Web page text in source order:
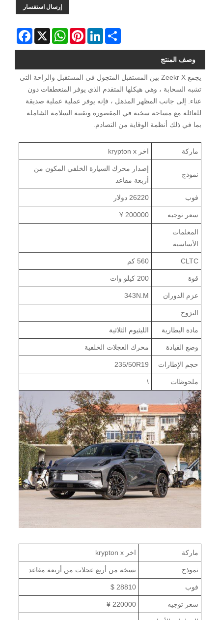
إرسال استفسار
Facebook X
WhatsAppPinterestLinkedInShare
وصف المنتج
يجمع Zeekr X بين المستقبل المتجول في المستقبل والراحة التي
تشبه السحابة ، وهي هيكلها المتقدم الذي يوفر المنعطفات دون
عناء. إلى جانب المظهر المذهل ، فإنه يوفر عملية عملية صديقة
للعائلة مع مساحة سخية في المقصورة وتقنية السلامة الشاملة
بما في ذلك أنظمة الوقاية من التصادم.
ماركة اخر krypton x
نموذج
إصدار محرك السيارة الخلفي المكون من
أربعة مقاعد
فوب 26220 دولار
سعر توجيه 200000 ¥
المعلمات
الأساسية
CLTC 560 كم
قوة 200 كيلو وات
عزم الدوران 343N.M
النزوح
مادة البطارية الليثيوم الثلاثية
وضع القيادة محرك العجلات الخلفية
حجم الإطارات 235/50R19
ملحوظات \
ماركة اخر krypton x
نموذج نسخة من أربع عجلات من أربعة مقاعد
فوب 28810 $
سعر توجيه 220000 ¥